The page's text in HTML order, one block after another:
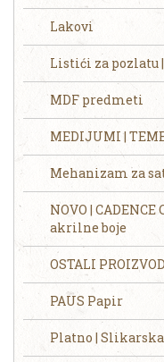
Lakovi
Listići za pozlatu
MDF predmeti
MEDIJUMI |
Mehanizam za
NOVO |
akrilne boje
OSTALI
PAUS Papir
Platno |